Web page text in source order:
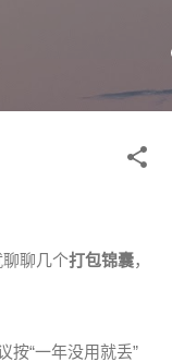
聊几个打包锦囊，
按“一年没用就丢”